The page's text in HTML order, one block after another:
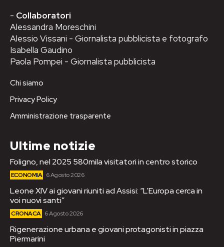
- Collaboratori
Alessandra Moreschini
Alessio Vissani - Giornalista pubblicista e fotografo
Isabella Gaudino
Paola Pompei - Giornalista pubblicista
Chi siamo
Privacy Policy
Amministrazione trasparente
Ultime notizie
Foligno, nel 2025 580mila visitatori in centro storico
ECONOMIA 6 Agosto 2026
Leone XIV ai giovani riuniti ad Assisi: “L’Europa cerca in
voi nuovi santi”
CRONACA 6 Agosto 2026
Rigenerazione urbana e giovani protagonisti in piazza
Piermarini